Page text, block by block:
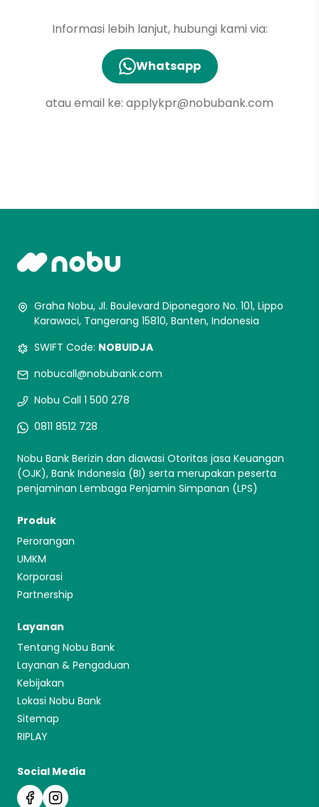
Informasi lebih lanjut, hubungi kami via:
Whatsapp
atau email ke: applykpr@nobubank.com
Graha Nobu, Jl. Boulevard Diponegoro No. 101, Lippo
Karawaci, Tangerang 15810, Banten, Indonesia
SWIFT Code: NOBUIDJA
nobucall@nobubank.com
Nobu Call 1 500 278
0811 8512 728
Nobu Bank Berizin dan diawasi Otoritas jasa Keuangan
(OJK), Bank Indonesia (BI) serta merupakan peserta
penjaminan Lembaga Penjamin Simpanan (LPS)
Produk
Perorangan
UMKM
Korporasi
Partnership
Layanan
Tentang Nobu Bank
Layanan & Pengaduan
Kebijakan
Lokasi Nobu Bank
Sitemap
RIPLAY
Social Media